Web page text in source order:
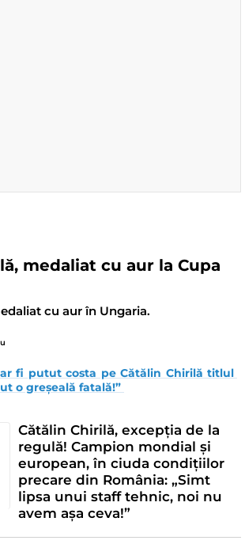
medaliat cu aur la Cupa
cu aur în Ungaria.
fi putut costa pe Cătălin Chirilă titlul
o greșeală fatală!”
Cătălin Chirilă, excepția de la
regulă! Campion mondial și
european, în ciuda condițiilor
precare din România: „Simt
lipsa unui staff tehnic, noi nu
avem așa ceva!”